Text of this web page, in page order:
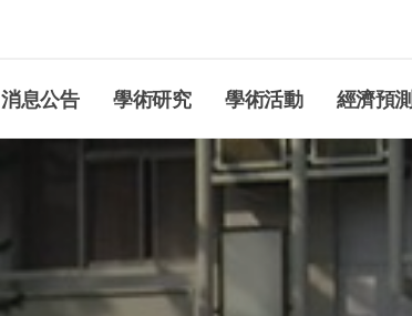
消息公告 學術研究 學術活動 經濟預測